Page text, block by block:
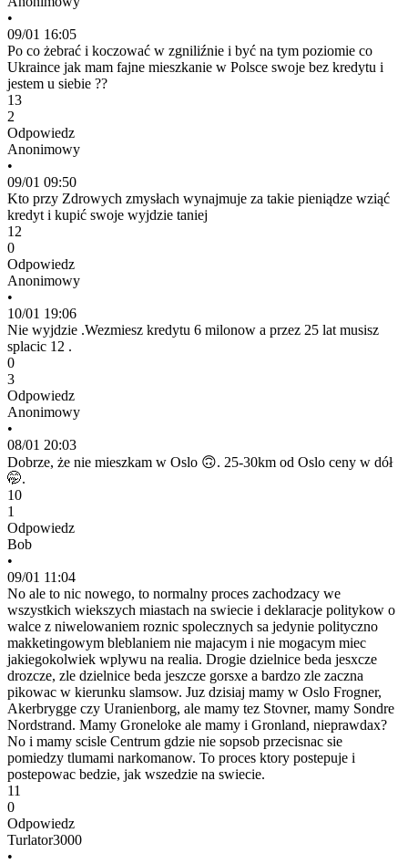
•
09/01 16:05
Po co żebrać i koczować w zgniliźnie i być na tym poziomie co
Ukraince jak mam fajne mieszkanie w Polsce swoje bez kredytu i
jestem u siebie ??
13
2
Odpowiedz
Anonimowy
•
09/01 09:50
Kto przy Zdrowych zmysłach wynajmuje za takie pieniądze wziąć
kredyt i kupić swoje wyjdzie taniej
12
0
Odpowiedz
Anonimowy
•
10/01 19:06
Nie wyjdzie .Wezmiesz kredytu 6 milonow a przez 25 lat musisz
splacic 12 .
0
3
Odpowiedz
Anonimowy
•
08/01 20:03
Dobrze, że nie mieszkam w Oslo 🙃. 25-30km od Oslo ceny w dół
🤭.
10
1
Odpowiedz
Bob
•
09/01 11:04
No ale to nic nowego, to normalny proces zachodzacy we
wszystkich wiekszych miastach na swiecie i deklaracje politykow o
walce z niwelowaniem roznic spolecznych sa jedynie polityczno
makketingowym bleblaniem nie majacym i nie mogacym miec
jakiegokolwiek wplywu na realia. Drogie dzielnice beda jesxcze
drozcze, zle dzielnice beda jeszcze gorsxe a bardzo zle zaczna
pikowac w kierunku slamsow. Juz dzisiaj mamy w Oslo Frogner,
Akerbrygge czy Uranienborg, ale mamy tez Stovner, mamy Sondre
Nordstrand. Mamy Groneloke ale mamy i Gronland, nieprawdax?
No i mamy scisle Centrum gdzie nie sopsob przecisnac sie
pomiedzy tlumami narkomanow. To proces ktory postepuje i
postepowac bedzie, jak wszedzie na swiecie.
11
0
Odpowiedz
Turlator3000
•